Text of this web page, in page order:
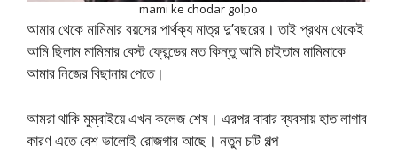
mami ke chodar golpo
আমার থেকে মামিমার বয়সের পার্থক্য মাত্র দু’বছরের। তাই প্রথম থেকেই
আমি ছিলাম মামিমার বেস্ট ফ্রেন্ডের মত কিন্তু আমি চাইতাম মামিমাকে
আমার নিজের বিছানায় পেতে।
আমরা থাকি মুম্বাইয়ে এখন কলেজ শেষ। এরপর বাবার ব্যবসায় হাত লাগাব
কারণ এতে বেশ ভালোই রোজগার আছে। নতুন চটি গল্প